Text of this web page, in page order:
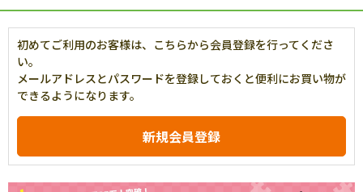
初めてご利用のお客様は、こちらから会員登録を行ってくださ
い。
メールアドレスとパスワードを登録しておくと便利にお買い物が
できるようになります。